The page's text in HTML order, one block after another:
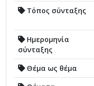
Τόπος σύνταξης
Ημερομηνία
σύνταξης
Θέμα ως θέμα